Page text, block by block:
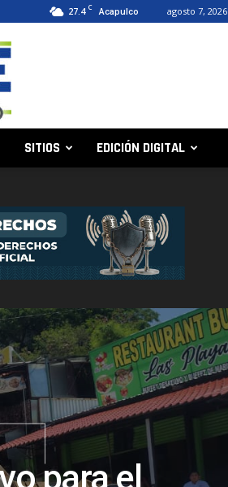
27.4 C Acapulco agosto 7, 2026
SITIOS EDICIÓN DIGITAL
para el